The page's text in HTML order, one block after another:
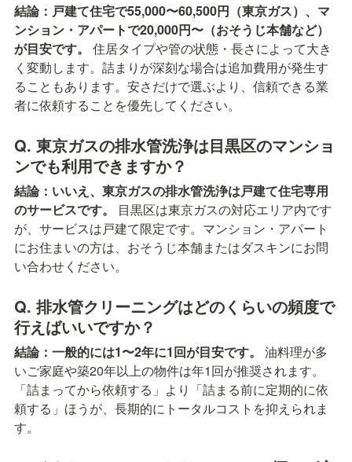
結論：戸建て住宅で55,000〜60,500円（東京ガス）、マ
ンション・アパートで20,000円〜（おそうじ本舗など）
が目安です。
住居タイプや管の状態・長さによって大き
く変動します。詰まりが深刻な場合は追加費用が発生す
ることもあります。安さだけで選ぶより、信頼できる業
者に依頼することを優先してください。
Q. 東京ガスの排水管洗浄は目黒区のマンショ
ンでも利用できますか？
結論：いいえ、東京ガスの排水管洗浄は戸建て住宅専用
のサービスです。
目黒区は東京ガスの対応エリア内です
が、サービスは戸建て限定です。マンション・アパート
にお住まいの方は、おそうじ本舗またはダスキンにお問
い合わせください。
Q. 排水管クリーニングはどのくらいの頻度で
行えばいいですか？
結論：一般的には1〜2年に1回が目安です。
油料理が多
いご家庭や築20年以上の物件は年1回が推奨されます。
「詰まってから依頼する」より「詰まる前に定期的に依
頼する」ほうが、長期的にトータルコストを抑えられま
す。